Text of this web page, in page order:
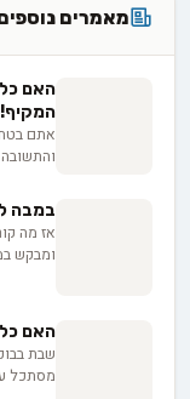
מאמרים
האם
המקיף!
אתם
מנוגדי
לכלבים
בתזונה
במבה
אז מה
ומבקש
לכלבים.
עלול
האם
שבת
מסתכל